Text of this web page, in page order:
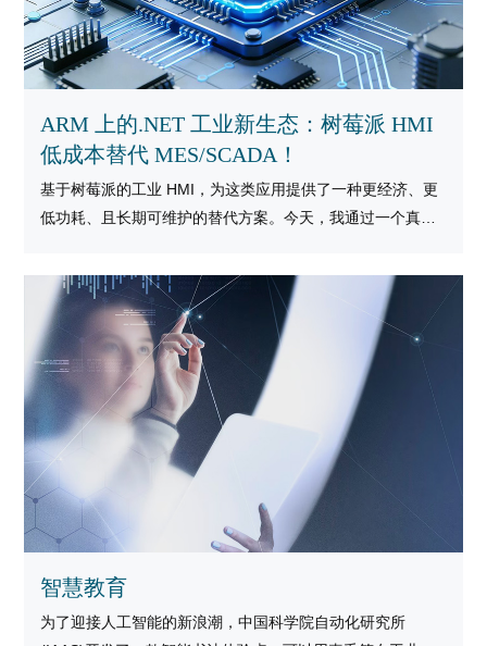
ARM 上的.NET 工业新生态：树莓派 HMI
低成本替代 MES/SCADA！
基于树莓派的工业 HMI，为这类应用提供了一种更经济、更
低功耗、且长期可维护的替代方案。今天，我通过一个真实
智慧教育
为了迎接人工智能的新浪潮，中国科学院自动化研究所